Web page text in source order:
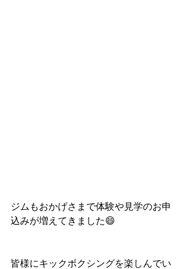
ジムもおかげさまで体験や見学のお申
込みが増えてきました😄
皆様にキックボクシングを楽しんでい